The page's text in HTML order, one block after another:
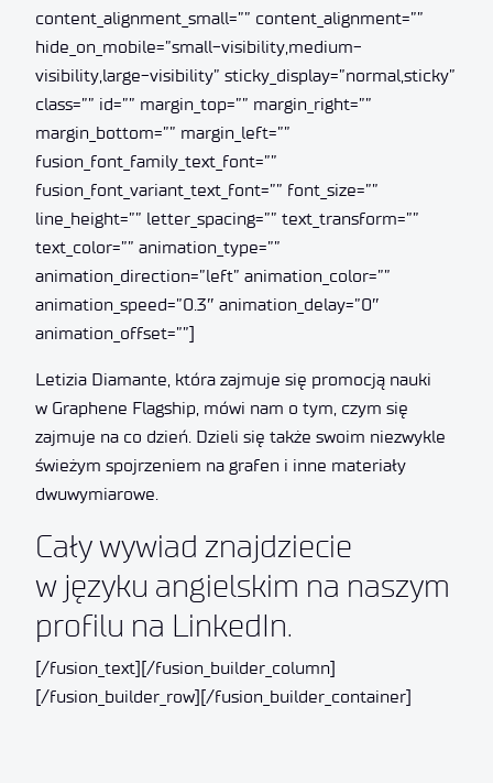
content_alignment_small=”” content_alignment=””
hide_on_mobile=”small-visibility,medium-
visibility,large-visibility” sticky_display=”normal,sticky”
class=”” id=”” margin_top=”” margin_right=””
margin_bottom=”” margin_left=””
fusion_font_family_text_font=””
fusion_font_variant_text_font=”” font_size=””
line_height=”” letter_spacing=”” text_transform=””
text_color=”” animation_type=””
animation_direction=”left” animation_color=””
animation_speed=”0.3″ animation_delay=”0″
animation_offset=””]
Letizia Diamante, która zajmuje się promocją nauki
w Graphene Flagship, mówi nam o tym, czym się
zajmuje na co dzień. Dzieli się także swoim niezwykle
świeżym spojrzeniem na grafen i inne materiały
dwuwymiarowe.
Cały wywiad znajdziecie
w języku angielskim na naszym
profilu na LinkedIn.
[/fusion_text][/fusion_builder_column]
[/fusion_builder_row][/fusion_builder_container]